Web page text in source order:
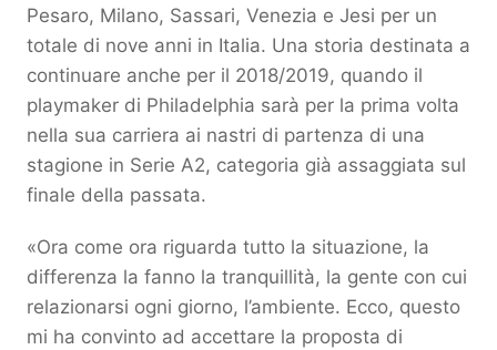
Pesaro, Milano, Sassari, Venezia e Jesi per un
totale di nove anni in Italia. Una storia destinata a
continuare anche per il 2018/2019, quando il
playmaker di Philadelphia sarà per la prima volta
nella sua carriera ai nastri di partenza di una
stagione in Serie A2, categoria già assaggiata sul
finale della passata.
«Ora come ora riguarda tutto la situazione, la
differenza la fanno la tranquillità, la gente con cui
relazionarsi ogni giorno, l’ambiente. Ecco, questo
mi ha convinto ad accettare la proposta di